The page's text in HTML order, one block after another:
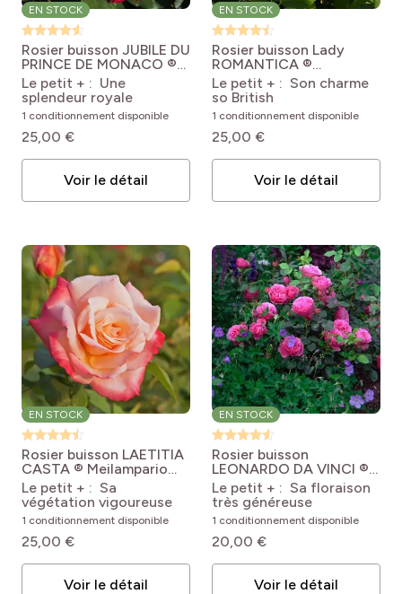
EN STOCK
Rosier buisson JUBILE DU
PRINCE DE MONACO ®
Meisponge Rosa x
floribunda Jubilé du
Prince de Monaco
'Meisponge'
Le petit + : Une
splendeur royale
1 conditionnement disponible
25,00 €
Voir le détail
EN STOCK
Rosier buisson Lady
ROMANTICA ®
Meiperette Rosa
'Meiperette' LADY
ROMANTICA®
Le petit + : Son charme
so British
1 conditionnement disponible
25,00 €
Voir le détail
EN STOCK
Rosier buisson LAETITIA
CASTA ® Meilampario
Rosa Laeticia Casta®
'Meilampario'
Le petit + : Sa
végétation vigoureuse
1 conditionnement disponible
25,00 €
Voir le détail
EN STOCK
Rosier buisson
LEONARDO DA VINCI ®
Meideauri Rosa x
floribunda Leonardo Da
Vinci® Meideauri
Le petit + : Sa floraison
très généreuse
1 conditionnement disponible
20,00 €
Voir le détail